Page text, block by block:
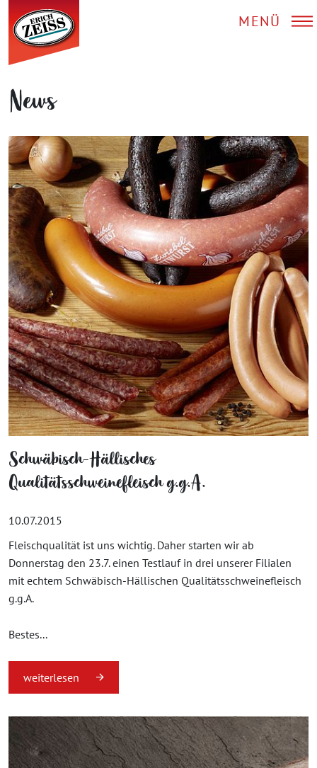
MENÜ
News
Schwäbisch-Hällisches
Qualitätsschweinefleisch g.g.A.
10.07.2015
Fleischqualität ist uns wichtig. Daher starten wir ab
Donnerstag den 23.7. einen Testlauf in drei unserer Filialen
mit echtem Schwäbisch-Hällischen Qualitätsschweinefleisch
g.g.A.
Bestes...
weiterlesen